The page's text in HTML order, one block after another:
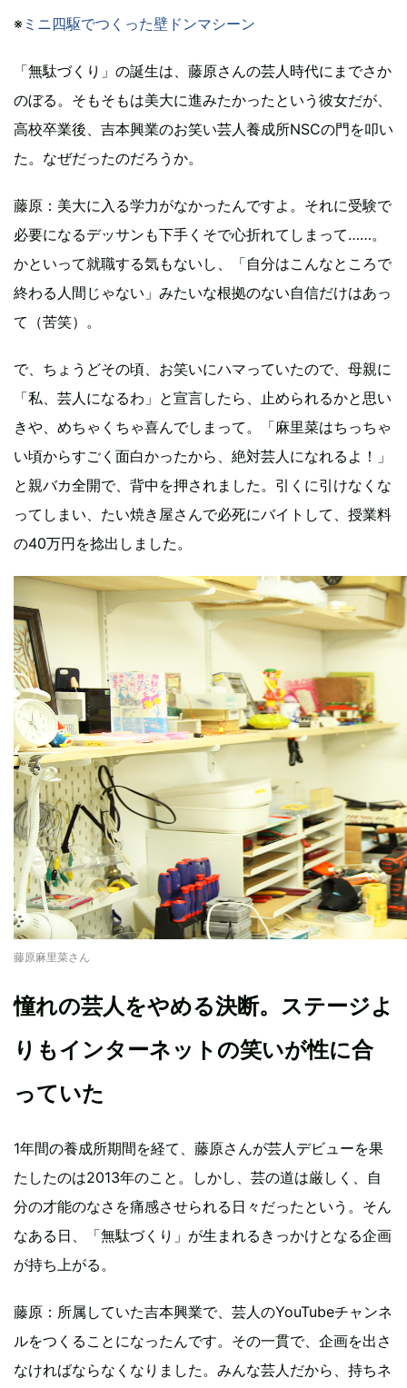
※ ミニ四駆でつくった壁ドンマシーン
「無駄づくり」の誕生は、藤原さんの芸人時代にまでさか
のぼる。そもそもは美大に進みたかったという彼女だが、
高校卒業後、吉本興業のお笑い芸人養成所NSCの門を叩い
た。なぜだったのだろうか。
藤原：美大に入る学力がなかったんですよ。それに受験で
必要になるデッサンも下手くそで心折れてしまって……。
かといって就職する気もないし、「自分はこんなところで
終わる人間じゃない」みたいな根拠のない自信だけはあっ
て（苦笑）。
で、ちょうどその頃、お笑いにハマっていたので、母親に
「私、芸人になるわ」と宣言したら、止められるかと思い
きや、めちゃくちゃ喜んでしまって。「麻里菜はちっちゃ
い頃からすごく面白かったから、絶対芸人になれるよ！」
と親バカ全開で、背中を押されました。引くに引けなくな
ってしまい、たい焼き屋さんで必死にバイトして、授業料
の40万円を捻出しました。
藤原麻里菜さん
憧れの芸人をやめる決断。ステージよ
りもインターネットの笑いが性に合
っていた
1年間の養成所期間を経て、藤原さんが芸人デビューを果
たしたのは2013年のこと。しかし、芸の道は厳しく、自
分の才能のなさを痛感させられる日々だったという。そん
なある日、「無駄づくり」が生まれるきっかけとなる企画
が持ち上がる。
藤原：所属していた吉本興業で、芸人のYouTubeチャンネ
ルをつくることになったんです。その一貫で、企画を出さ
なければならなくなりました。みんな芸人だから、持ちネ